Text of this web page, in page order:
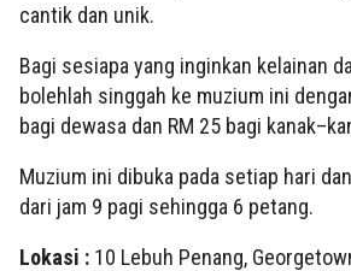
cantik dan unik.
Bagi sesiapa yang inginkan kelainan
bolehlah singgah ke muzium ini
bagi dewasa dan RM 25 bagi
Muzium ini dibuka pada setiap hari
dari jam 9 pagi sehingga 6 petang.
Lokasi : 10 Lebuh Penang,